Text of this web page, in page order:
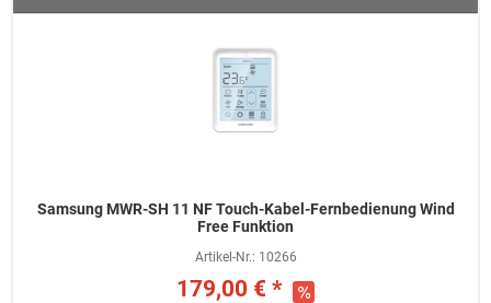
Samsung MWR-SH 11 NF Touch-Kabel-Fernbedienung Wind
Free Funktion
Artikel-Nr.: 10266
179,00 € *